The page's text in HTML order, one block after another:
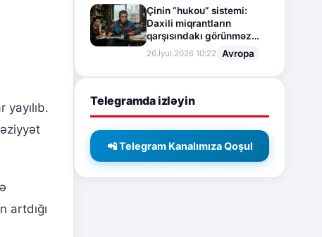
artdığı
Çinin “hukou” sistemi:
Daxili miqrantların
qarşısındakı görünməz
sədd
26.İyul.2026 10:22 Avropa
Telegramda izləyin
📲 Telegram Kanalımıza Qoşul